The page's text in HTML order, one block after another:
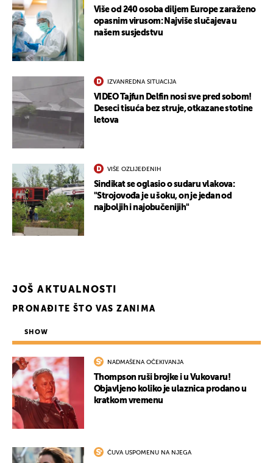
Više od 240 osoba diljem Europe zaraženo
opasnim virusom: Najviše slučajeva u
našem susjedstvu
IZVANREDNA SITUACIJA
VIDEO Tajfun Delfin nosi sve pred sobom!
Deseci tisuća bez struje, otkazane stotine
letova
VIŠE OZLIJEĐENIH
Sindikat se oglasio o sudaru vlakova:
"Strojovođa je u šoku, on je jedan od
najboljih i najobučenijih"
JOŠ AKTUALNOSTI
PRONAĐITE ŠTO VAS ZANIMA
SHOW
NADMAŠENA OČEKIVANJA
Thompson ruši brojke i u Vukovaru!
Objavljeno koliko je ulaznica prodano u
kratkom vremenu
ČUVA USPOMENU NA NJEGA